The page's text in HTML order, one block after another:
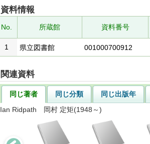
資料情報
No. 所蔵館 資料番号
1
県立図書館 001000700912
関連資料
同じ著者 同じ分類 同じ出版年
Ian Ridpath 岡村 定矩(1948～)